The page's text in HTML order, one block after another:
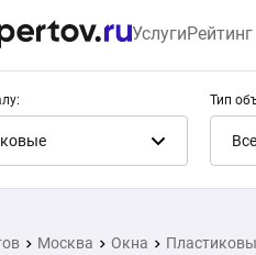
УслугиРейтинг
Тип
Все
Москва Окна